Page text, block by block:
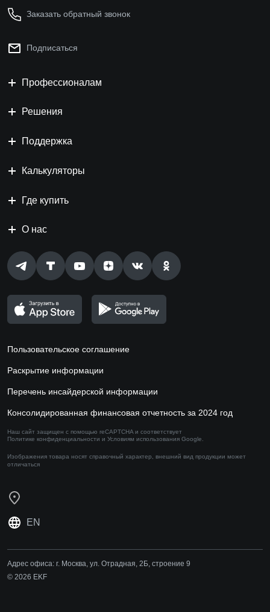
Заказать обратный звонок
Подписаться
Профессионалам
Решения
Поддержка
Калькуляторы
Где купить
О нас
Пользовательское соглашение
Раскрытие информации
Перечень инсайдерской информации
Консолидированная финансовая отчетность за 2024 год
Наш сайт защищен с помощью reCAPTCHA и соответствует
Политике конфиденциальности и Условиям использования Google.
Изображения товара носят справочный характер, внешний вид продукции может
отличаться
EN
Адрес офиса: г. Москва, ул. Отрадная, 2Б, строение 9
© 2026 EKF